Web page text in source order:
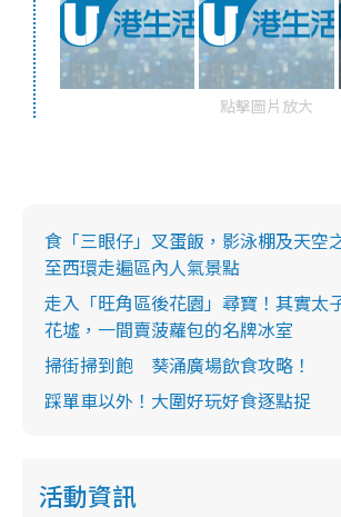
點擊圖片放大
食「三眼仔」叉蛋飯，影泳棚及天
至西環走遍區內人氣景點
走入「旺角區後花園」尋寶！其實太
花墟，一間賣菠蘿包的名牌冰室
掃街掃到飽 葵涌廣場飲食攻略！
踩單車以外！大圍好玩好食逐點捉
活動資訊